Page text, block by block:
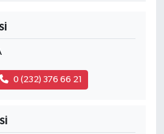
0 (232) 376 66 21